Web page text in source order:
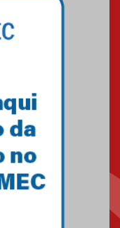
campanha
famílias em
ano ressalta o